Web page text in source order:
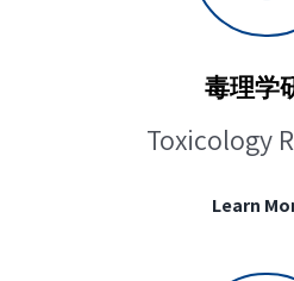
毒理学
Toxicology
Learn